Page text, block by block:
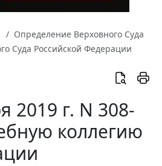
Определение Верховного Суда
Суда Российской Федерации
2019 г. N 308-
коллегию